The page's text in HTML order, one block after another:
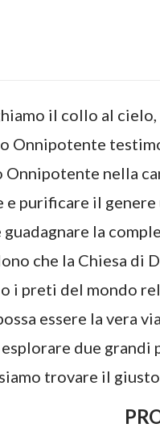
il collo al
Onnipotente
nella
purificare il
la
che la Chiesa di
i preti del mondo
essere la vera
due
trovare il